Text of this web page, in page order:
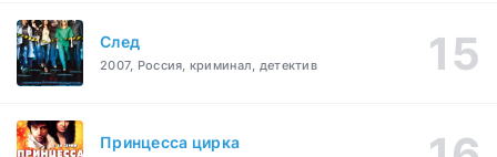
След
2007, Россия, криминал, детектив
Принцесса цирка